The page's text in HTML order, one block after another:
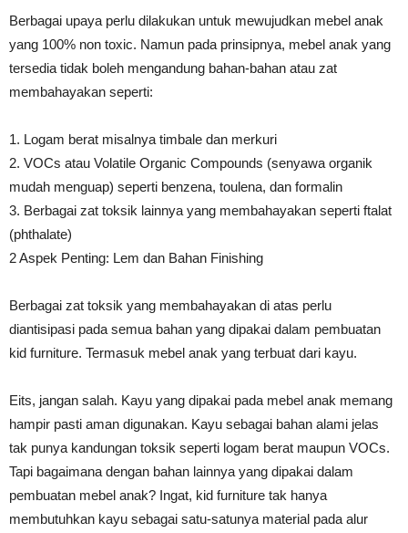
Berbagai upaya perlu dilakukan untuk mewujudkan mebel anak
yang 100% non toxic. Namun pada prinsipnya, mebel anak yang
tersedia tidak boleh mengandung bahan-bahan atau zat
membahayakan seperti:
1. Logam berat misalnya timbale dan merkuri
2. VOCs atau Volatile Organic Compounds (senyawa organik
mudah menguap) seperti benzena, toulena, dan formalin
3. Berbagai zat toksik lainnya yang membahayakan seperti ftalat
(phthalate)
2 Aspek Penting: Lem dan Bahan Finishing
Berbagai zat toksik yang membahayakan di atas perlu
diantisipasi pada semua bahan yang dipakai dalam pembuatan
kid furniture. Termasuk mebel anak yang terbuat dari kayu.
Eits, jangan salah. Kayu yang dipakai pada mebel anak memang
hampir pasti aman digunakan. Kayu sebagai bahan alami jelas
tak punya kandungan toksik seperti logam berat maupun VOCs.
Tapi bagaimana dengan bahan lainnya yang dipakai dalam
pembuatan mebel anak? Ingat, kid furniture tak hanya
membutuhkan kayu sebagai satu-satunya material pada alur